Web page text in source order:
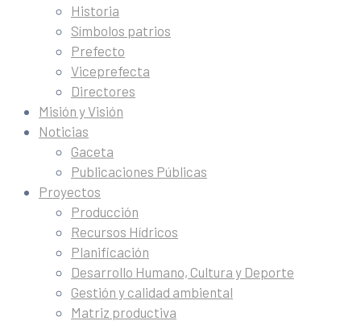
Historia
Símbolos patrios
Prefecto
Viceprefecta
Directores
Misión y Visión
Noticias
Gaceta
Publicaciones Públicas
Proyectos
Producción
Recursos Hídricos
Planificación
Desarrollo Humano, Cultura y Deporte
Gestión y calidad ambiental
Matriz productiva